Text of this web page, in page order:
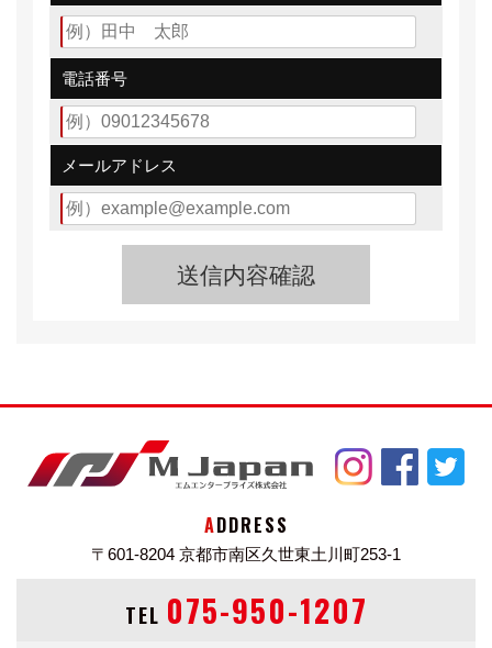
前席サイドウォークスルーを可能にしている。
ディアスワゴンのグレード展開はエンジン別に、「ディ
アスワゴン」、「ディアスワゴンスーパーチャージャ
エアバッグを装備。ワゴンらしい装備機能として
オーバーヘッドシェルフ、カーゴソケット(DC12V)、カ
ルームマット&デッキマット]
シートベルトリマインダーを標準装備、新ボディ色「ス
ターリングシルバー・メタリック」を採用した。
電話番号
メールアドレス
ADDRESS
〒601-8204 京都市南区久世東土川町253-1
TEL 075-950-1207